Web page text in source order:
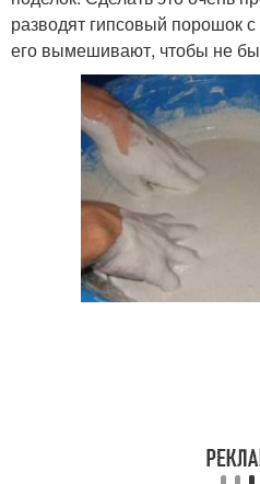
разводят гипсовый порошок
его вымешивают, чтобы не